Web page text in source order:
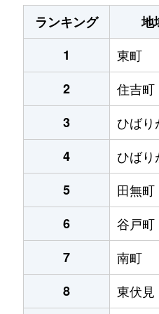
ランキング
地
1
東町
2
住吉町
3
ひばり
4
ひばり
5
田無町
6
谷戸町
7
南町
8
東伏見